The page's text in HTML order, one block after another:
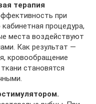
терапия
при
процедура,
места воздействуют
Как результат —
кровообращение
становятся